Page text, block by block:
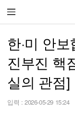
한·미 안
진부진 핵
실의 관점]
입력 : 2026-05-29 15:24